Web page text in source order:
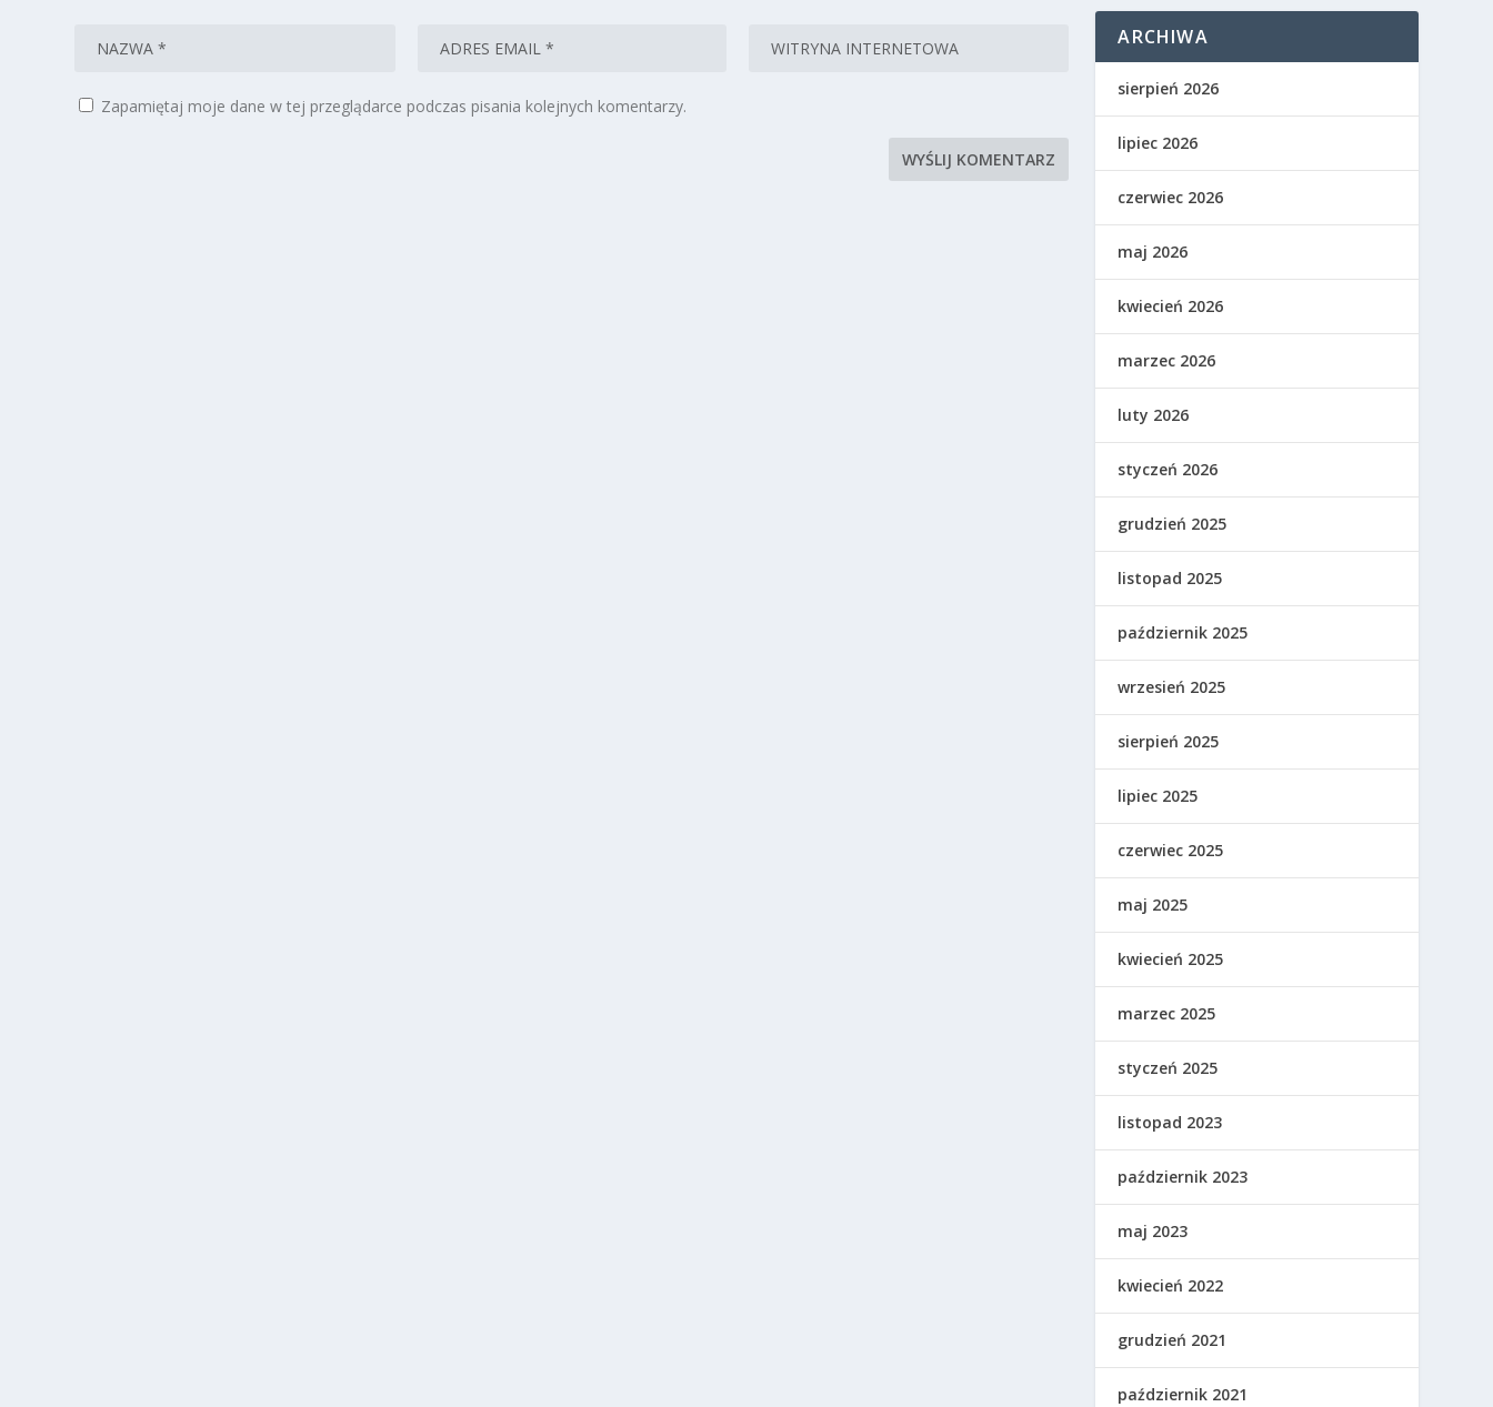
Zapamiętaj moje dane w tej przeglądarce podczas pisania kolejnych komentarzy.
ARCHIWA
sierpień 2026
lipiec 2026
czerwiec 2026
maj 2026
kwiecień 2026
marzec 2026
luty 2026
styczeń 2026
grudzień 2025
listopad 2025
październik 2025
wrzesień 2025
sierpień 2025
lipiec 2025
czerwiec 2025
maj 2025
kwiecień 2025
marzec 2025
styczeń 2025
listopad 2023
październik 2023
maj 2023
kwiecień 2022
grudzień 2021
październik 2021